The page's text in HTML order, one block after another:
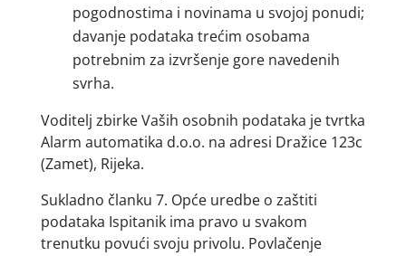
pogodnostima i novinama u svojoj ponudi;
davanje podataka trećim osobama
potrebnim za izvršenje gore navedenih
svrha.
Voditelj zbirke Vaših osobnih podataka je tvrtka
Alarm automatika d.o.o. na adresi Dražice 123c
(Zamet), Rijeka.
Sukladno članku 7. Opće uredbe o zaštiti
podataka Ispitanik ima pravo u svakom
trenutku povući svoju privolu. Povlačenje